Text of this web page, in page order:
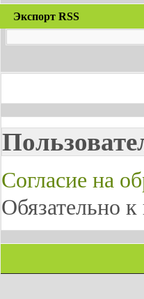
Экспорт RSS
Согласие на
Обязательно